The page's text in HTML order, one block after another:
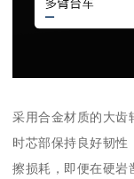
采用合金材质的大齿
时芯部保持良好韧性
擦损耗，即便在硬岩